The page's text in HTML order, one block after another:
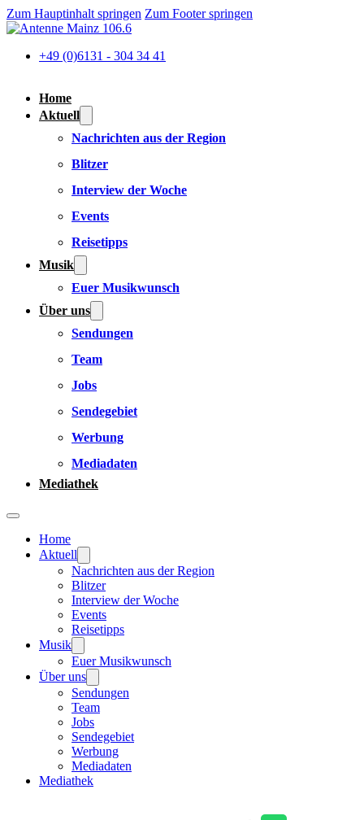
Zum Hauptinhalt springen Zum Footer springen
+49 (0)6131 - 304 34 41
Home
Aktuell
Nachrichten aus der Region
Blitzer
Interview der Woche
Events
Reisetipps
Musik
Euer Musikwunsch
Über uns
Sendungen
Team
Jobs
Sendegebiet
Werbung
Mediadaten
Mediathek
Home
Aktuell
Nachrichten aus der Region
Blitzer
Interview der Woche
Events
Reisetipps
Musik
Euer Musikwunsch
Über uns
Sendungen
Team
Jobs
Sendegebiet
Werbung
Mediadaten
Mediathek